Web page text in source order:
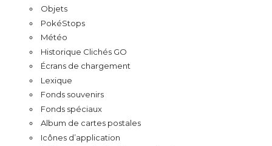
Objets
PokéStops
Météo
Historique Clichés GO
Écrans de chargement
Lexique
Fonds souvenirs
Fonds spéciaux
Album de cartes postales
Icônes d’application